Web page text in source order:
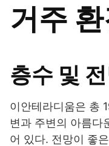
거주
층수 및
이안테라디움은 총
변과 주변의 아름다
어 있다. 전망이 좋